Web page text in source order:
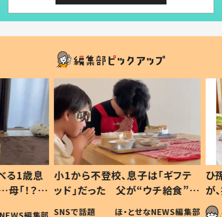
歳息
？」
小1から不登校、息子は「ギフテ
ッド」だった 父が“ウチ給食”を
作り続ける理由とは #令和の親
SNSで話題 ほ・とせなNEWS編集部
ひ孫
が、
「涙